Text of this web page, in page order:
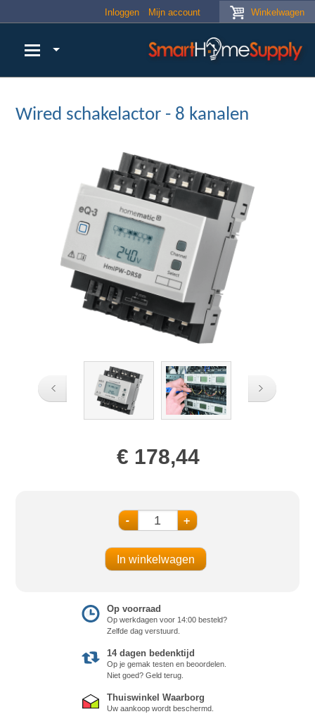
Winkelwagen
Inloggen Mijn account
Wired schakelactor - 8 kanalen
€ 178,44
- +
Op voorraad
Op werkdagen voor 14:00 besteld?
Zelfde dag verstuurd.
14 dagen bedenktijd
Op je gemak testen en beoordelen.
Niet goed? Geld terug.
Thuiswinkel Waarborg
Uw aankoop wordt beschermd.